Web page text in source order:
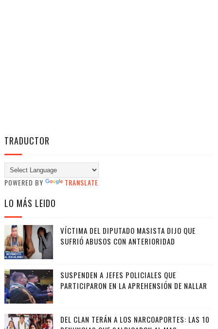
TRADUCTOR
POWERED BY TRANSLATE
LO MÁS LEIDO
VÍCTIMA DEL DIPUTADO MASISTA DIJO QUE
SUFRIÓ ABUSOS CON ANTERIORIDAD
SUSPENDEN A JEFES POLICIALES QUE
PARTICIPARON EN LA APREHENSIÓN DE NALLAR
DEL CLAN TERÁN A LOS NARCOAPORTES: LAS 10